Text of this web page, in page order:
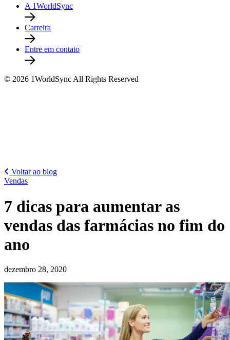
A 1WorldSync
Carreira
Entre em contato
© 2026 1WorldSync All Rights Reserved
Voltar ao blog
Vendas
7 dicas para aumentar as
vendas das farmácias no fim do
ano
dezembro 28, 2020